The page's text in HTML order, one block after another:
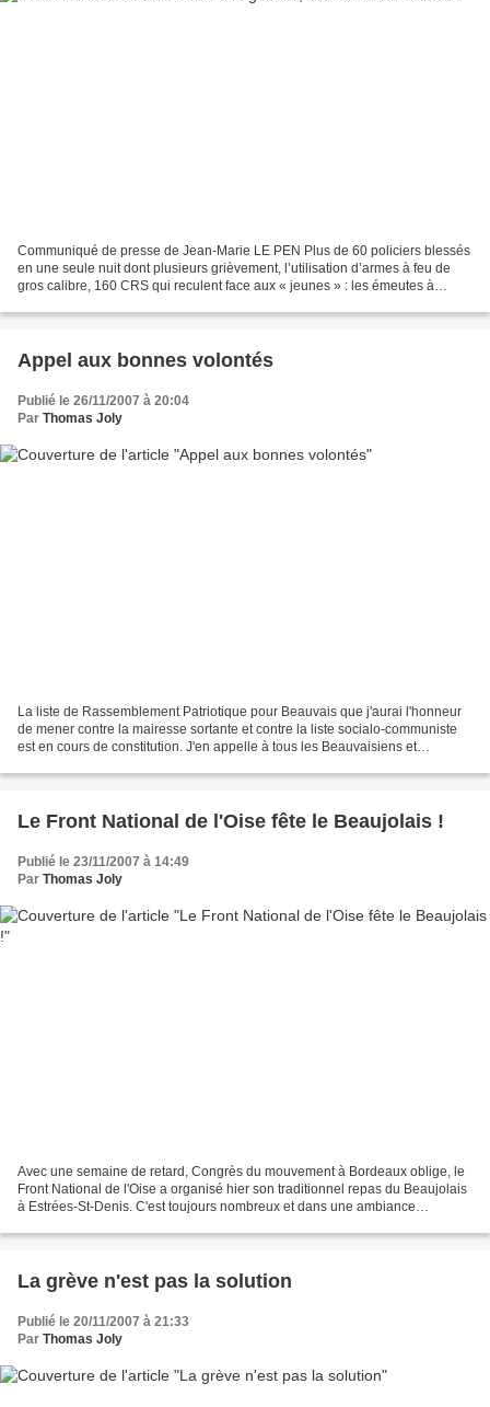
Communiqué de presse de Jean-Marie LE PEN Plus de 60 policiers blessés
en une seule nuit dont plusieurs grièvement, l’utilisation d’armes à feu de
gros calibre, 160 CRS qui reculent face aux « jeunes » : les émeutes à
Appel aux bonnes volontés
Publié le 26/11/2007 à 20:04
Par Thomas Joly
La liste de Rassemblement Patriotique pour Beauvais que j'aurai l'honneur
de mener contre la mairesse sortante et contre la liste socialo-communiste
est en cours de constitution. J'en appelle à tous les Beauvaisiens et
Le Front National de l'Oise fête le Beaujolais !
Publié le 23/11/2007 à 14:49
Par Thomas Joly
Avec une semaine de retard, Congrès du mouvement à Bordeaux oblige, le
Front National de l'Oise a organisé hier son traditionnel repas du Beaujolais
à Estrées-St-Denis. C'est toujours nombreux et dans une ambiance
La grève n'est pas la solution
Publié le 20/11/2007 à 21:33
Par Thomas Joly